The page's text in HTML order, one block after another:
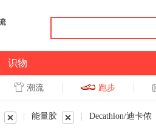
识物
潮流 跑步
能量胶 Decathlon/迪卡侬